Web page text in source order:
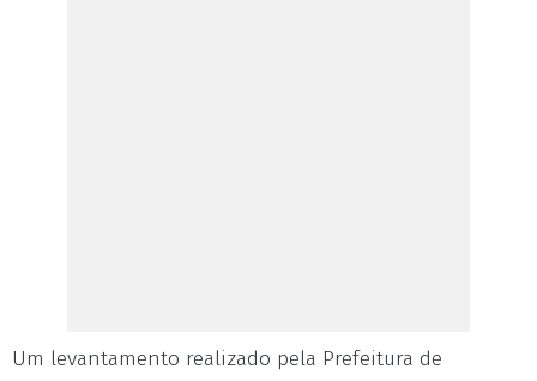
Um levantamento realizado pela Prefeitura de